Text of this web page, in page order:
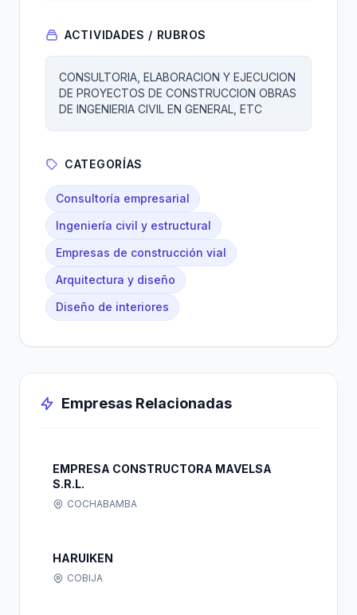
ACTIVIDADES / RUBROS
CONSULTORIA, ELABORACION Y EJECUCION
DE PROYECTOS DE CONSTRUCCION OBRAS
DE INGENIERIA CIVIL EN GENERAL, ETC
CATEGORÍAS
Consultoría empresarial
Ingeniería civil y estructural
Empresas de construcción vial
Arquitectura y diseño
Diseño de interiores
Empresas Relacionadas
EMPRESA CONSTRUCTORA MAVELSA
S.R.L.
COCHABAMBA
HARUIKEN
COBIJA